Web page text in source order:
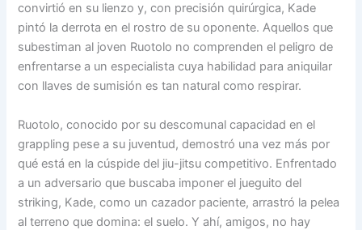
convirtió en su lienzo y, con precisión quirúrgica, Kade
pintó la derrota en el rostro de su oponente. Aquellos que
subestiman al joven Ruotolo no comprenden el peligro de
enfrentarse a un especialista cuya habilidad para aniquilar
con llaves de sumisión es tan natural como respirar.
Ruotolo, conocido por su descomunal capacidad en el
grappling pese a su juventud, demostró una vez más por
qué está en la cúspide del jiu-jitsu competitivo. Enfrentado
a un adversario que buscaba imponer el jueguito del
striking, Kade, como un cazador paciente, arrastró la pelea
al terreno que domina: el suelo. Y ahí, amigos, no hay